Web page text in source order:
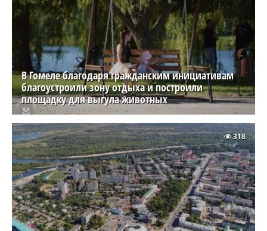
В Гомеле благодаря гражданским инициативам
благоустроили зону отдыха и построили
площадку для выгула животных
318